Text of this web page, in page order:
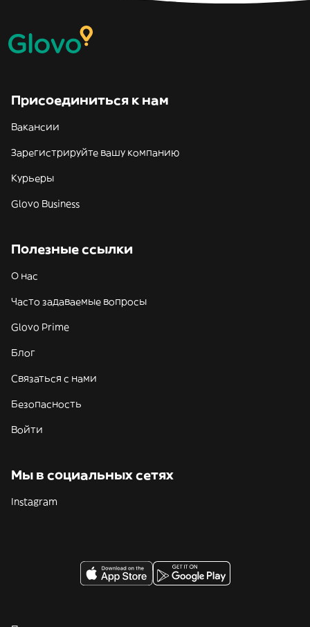
Присоединиться к нам
Вакансии
Зарегистрируйте вашу компанию
Курьеры
Glovo Business
Полезные ссылки
О нас
Часто задаваемые вопросы
Glovo Prime
Блог
Связаться с нами
Безопасность
Войти
Мы в социальных сетях
Instagram